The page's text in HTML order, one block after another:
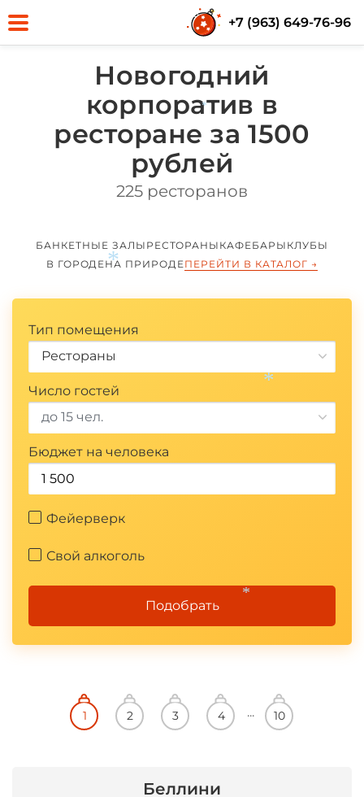
+7 (963) 649-76-96
Новогодний
корпоратив в
ресторане за 1500
рублей
225 ресторанов
БАНКЕТНЫЕ ЗАЛЫ РЕСТОРАНЫ КАФЕБАРЫ КЛУБЫ
В ГОРОДЕНА ПРИРОДЕПЕРЕЙТИ В КАТАЛОГ →
Тип помещения
Рестораны
Число гостей
до 15 чел.
Бюджет на человека
Фейерверк
Свой алкоголь
Подобрать
Беллини
*
*
*